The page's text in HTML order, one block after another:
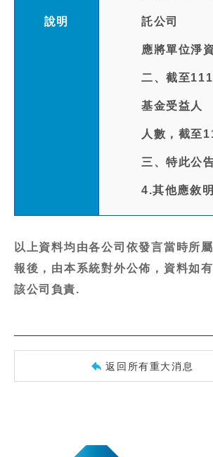
說明 託公司
應將單位淨
二、截至
基金受益人
人數，截至
三、特此公告
4.其他應敘
以上資料均由各公司依發言當時所
報後，由本系統對外公佈，資料如
該公司負責.
返回所有重大消息